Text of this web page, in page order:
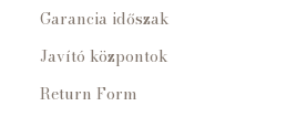
Garancia időszak
Javító központok
Return Form